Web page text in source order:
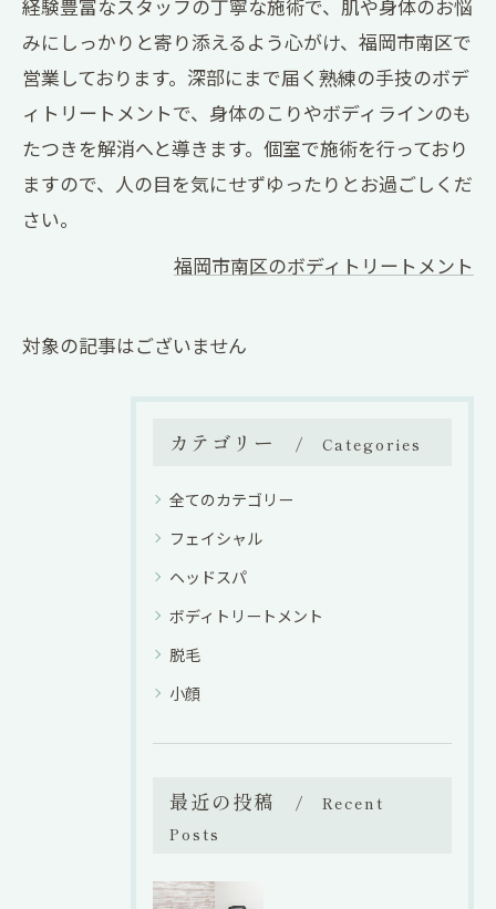
経験豊富なスタッフの丁寧な施術で、肌や身体のお悩
みにしっかりと寄り添えるよう心がけ、福岡市南区で
営業しております。深部にまで届く熟練の手技のボデ
ィトリートメントで、身体のこりやボディラインのも
たつきを解消へと導きます。個室で施術を行っており
ますので、人の目を気にせずゆったりとお過ごしくだ
さい。
福岡市南区のボディトリートメント
対象の記事はございません
カテゴリー Categories
全てのカテゴリー
フェイシャル
ヘッドスパ
ボディトリートメント
脱毛
小顔
最近の投稿
Recent
Posts